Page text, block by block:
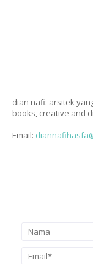
dian nafi: arsitek
books, creative and
Email: